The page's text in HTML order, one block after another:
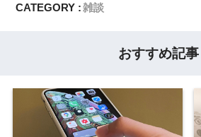
CATEGORY :雑談
おすすめ記事